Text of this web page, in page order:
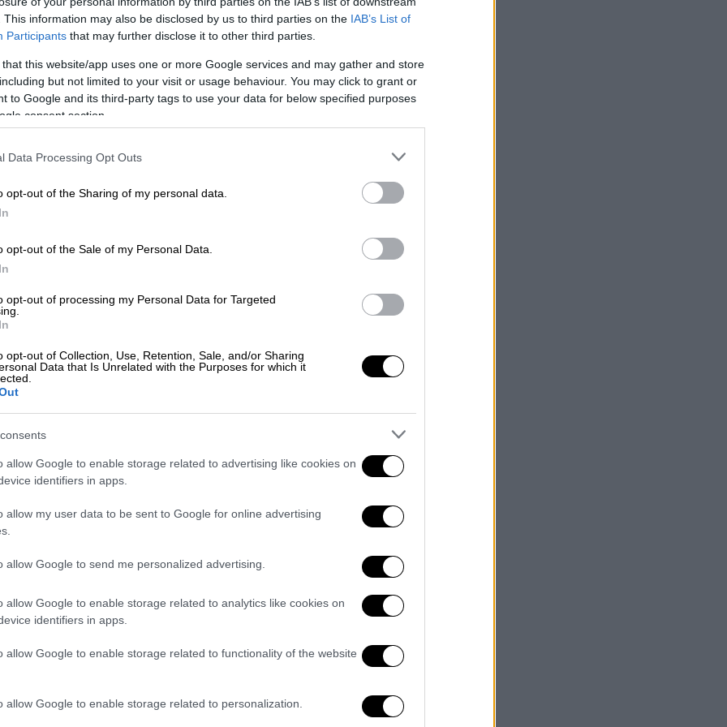
This information may also be disclosed by us to third parties on the IAB’s List of
Participants that may further disclose it to other third parties.
that this website/app uses one or more Google services and may gather and store
but not limited to your visit or usage behaviour. You may click to grant or
to Google and its third-party tags to use your data for below specified purposes
consent section.
Data Processing Opt Outs
opt-out of the Sharing of my personal data.
opt-out of the Sale of my Personal Data.
opt-out of processing my Personal Data for Targeted
opt-out of Collection, Use, Retention, Sale, and/or Sharing
Data that Is Unrelated with the Purposes for which it
allow Google to enable storage related to advertising like cookies on
identifiers in apps.
allow my user data to be sent to Google for online advertising
allow Google to send me personalized advertising.
allow Google to enable storage related to analytics like cookies on
identifiers in apps.
allow Google to enable storage related to functionality of the website
allow Google to enable storage related to personalization.
αυτά δέχτηκε να γίνει η ηχογράφηση
ήθελε να του πει όχι. «Σε αγαπάω και σε
τον ως ένα δώρο από μένα. Δεν
τού είπε με νόημα.
δεν είναι άλλος από τον σπουδαίο
να πείσει τον ιδιοκτήτη της “Lyra”,
δίσκο «Ο Σταυρός του Νότου», με
Παπακωνσταντίνου και την Αιμιλία
διορατικός, εκείνη τη φορά
μόνον δεν απέτυχε, αλλά αντιθέτως
αντίτυπα και στάθηκε η αφορμή να
νέοι, την υπέροχη ποιητική του Νίκου
μόνον ο ποιητής της θάλασσας και των
Καββαδία συνεχίστηκε με την
των Οριζόντων», με τις ερμηνείες
Χάρη και Πάνου Κατσιμίχα και
διαφαινόταν, ακόμη πιο έντονα, η
οποία είχαν δεθεί, μια συγγένεια στην
καθώς αποτελεί για εκείνον ένα
Και δεν είναι καθόλου τυχαίο
τις δύο συναυλίες που θα δώσει στις
Αθηνών…Το έχει δηλώσει εξάλλου,
του Καββαδία ως το πιο σημαντικό
του. Μια μελοποίηση που βρίσκει
να ξεκινά απ΄την αρχή. Μεγαλύτερη
«Επτά νάνοι στο s/s Cyrenia»: εδώ
αγαπούν τον Μικρούτσικο περιμένουν τη
ο ίδιος αυτό το τραγούδι, κάθε
μία ολοκαίνουρια 10-15λεπτη
σε αυτό το θέμα τα μάτια του λάμπουν κι